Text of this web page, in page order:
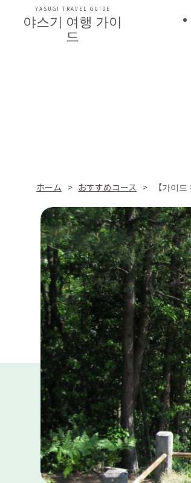
야스기 여행 가이
드
YASUGI TRAVEL GUIDE
ホーム おすすめコース 【가이